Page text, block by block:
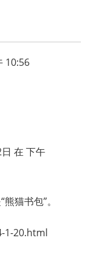
10:56
在 下午
猫书包”。
1-20.html